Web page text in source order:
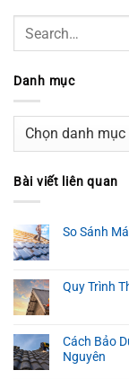
Danh mục
mục
Bài viết liên quan
So Sánh
Quy Trình
Cách Bảo
Nguyên